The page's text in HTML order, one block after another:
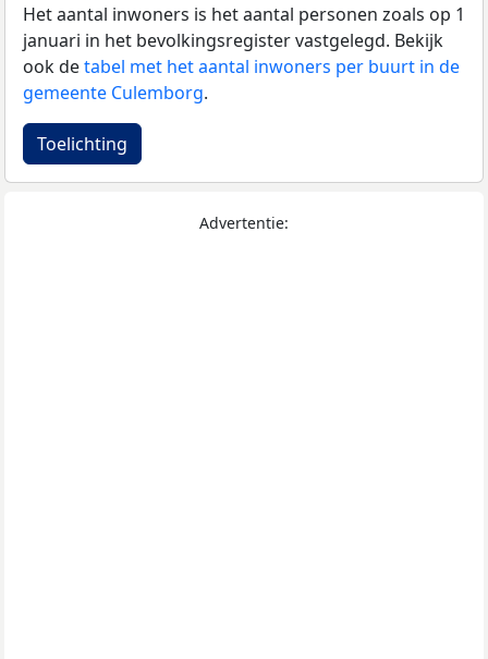
Het aantal inwoners is het aantal personen zoals op 1
januari in het bevolkingsregister vastgelegd. Bekijk
ook detabel met het aantal inwoners per buurt in de
gemeente Culemborg.
Toelichting
Advertentie: